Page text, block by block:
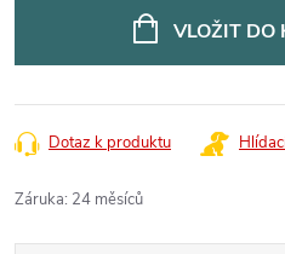
VLOŽIT DO
Dotaz k produktu
Záruka: 24 měsíců